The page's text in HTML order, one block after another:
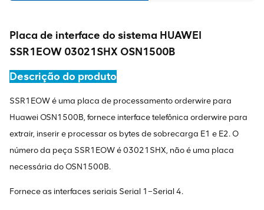
Placa de interface do sistema HUAWEI
SSR1EOW 03021SHX OSN1500B
Descrição do produto
SSR1EOW é uma placa de processamento orderwire para
Huawei OSN1500B, fornece interface telefônica orderwire para
extrair, inserir e processar os bytes de sobrecarga E1 e E2. O
número da peça SSR1EOW é 03021SHX, não é uma placa
necessária do OSN1500B.
Fornece as interfaces seriais Serial 1–Serial 4.